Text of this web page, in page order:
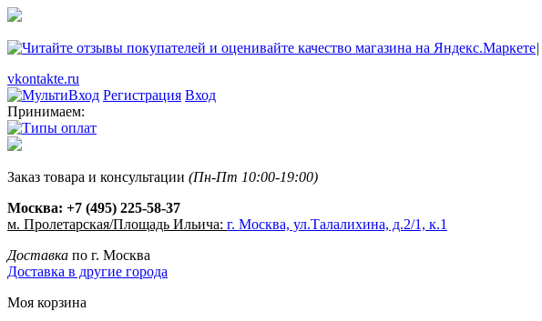
|
vkontakte.ru
Регистрация Вход
Принимаем:
Заказ товара и консультации (Пн-Пт 10:00-19:00)
Москва: +7 (495) 225-58-37
м. Пролетарская/Площадь Ильича: г. Москва, ул.Талалихина, д.2/1, к.1
Доставка по г. Москва
Доставка в другие города
Моя корзина